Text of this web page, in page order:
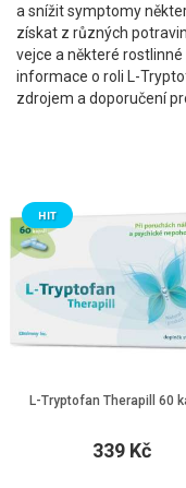
a snížit symptomy
získat z různých
vejce a některé
informace o roli L-
zdrojem a doporučení
L-Tryptofan Therapill 60
HIT
339 Kč